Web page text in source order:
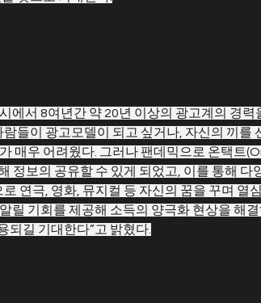
에서 8여년간 약 20년 이상의 광고계의 경력
들이 광고모델이 되고 싶거나, 자신의 끼를
매우 어려웠다. 그러나 팬데믹으로 온택트
정보의 공유할 수 있게 되었고, 이를 통해 다
연극, 영화, 뮤지컬 등 자신의 꿈을 꾸며 열
릴 기회를 제공해 소득의 양극화 현상을 해
되길 기대한다”고 밝혔다.